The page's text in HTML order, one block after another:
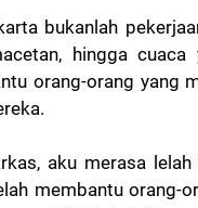
bukanlah
hingga
orang-orang yang
aku merasa
membantu orang-